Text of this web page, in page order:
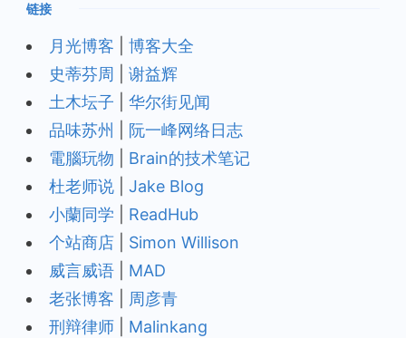
链接
月光博客
博客大全
史蒂芬周
谢益辉
土木坛子
华尔街见闻
品味苏州
阮一峰网络日志
電腦玩物
Brain的技术笔记
杜老师说
Jake Blog
小蘭同学
ReadHub
个站商店
Simon Willison
威言威语
MAD
老张博客
周彦青
刑辩律师
Malinkang